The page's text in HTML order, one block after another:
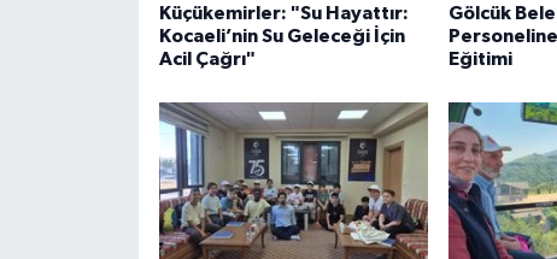
Küçükemirler: "Su Hayattır:
Kocaeli’nin Su Geleceği İçin
Acil Çağrı"
Gölcük
Eğitimi